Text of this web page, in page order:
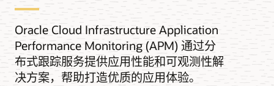
Oracle Cloud Infrastructure Application
Performance Monitoring (APM) 通过分
布式跟踪服务提供应用性能和可观测性解
决方案，帮助打造优质的应用体验。